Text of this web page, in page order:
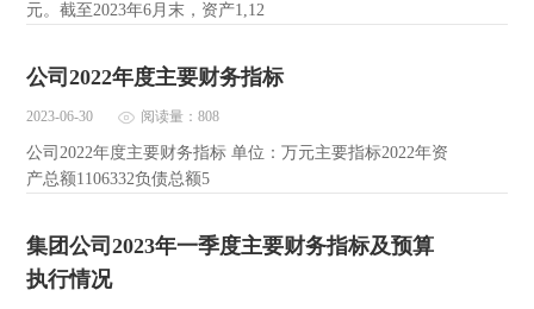
元。截至2023年6月末，资产1,12
公司2022年度主要财务指标
2023-06-30 阅读量：808
公司2022年度主要财务指标 单位：万元主要指标2022年资
产总额1106332负债总额5
集团公司2023年一季度主要财务指标及预算
执行情况